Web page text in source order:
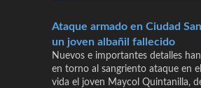
Ataque armado en Ciudad
un joven albañil fallecido
Nuevos e importantes detalles
en torno al sangriento ataque en
vida el joven Maycol Quintanilla,